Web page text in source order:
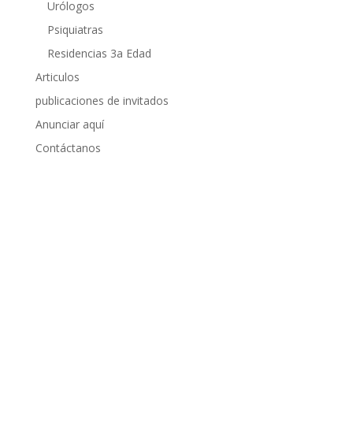
Urólogos
Psiquiatras
Residencias 3a Edad
Articulos
publicaciones de invitados
Anunciar aquí
Contáctanos